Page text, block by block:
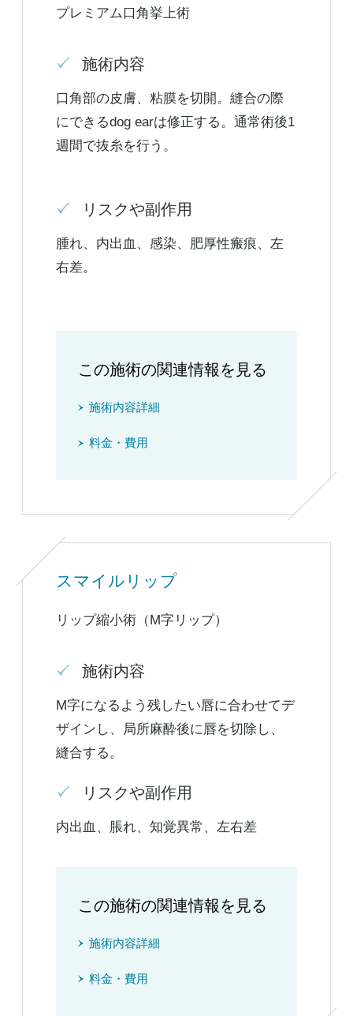
プレミアム口角挙上術
施術内容
口角部の皮膚、粘膜を切開。縫合の際
にできるdog earは修正する。通常術後1
週間で抜糸を行う。
リスクや副作用
腫れ、内出血、感染、肥厚性瘢痕、左
右差。
この施術の関連情報を見る
施術内容詳細
料金・費用
スマイルリップ
リップ縮小術（M字リップ）
施術内容
M字になるよう残したい唇に合わせてデ
ザインし、局所麻酔後に唇を切除し、
縫合する。
リスクや副作用
内出血、脹れ、知覚異常、左右差
この施術の関連情報を見る
施術内容詳細
料金・費用